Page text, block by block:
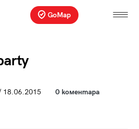
GoMap
0 коментара